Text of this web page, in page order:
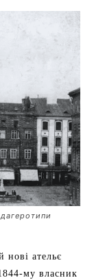
нові ательє
му власник